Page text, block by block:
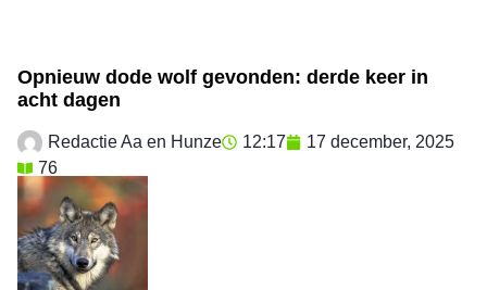
Opnieuw dode wolf gevonden: derde keer in
acht dagen
Redactie Aa en Hunze 12:17
17 december, 2025
76